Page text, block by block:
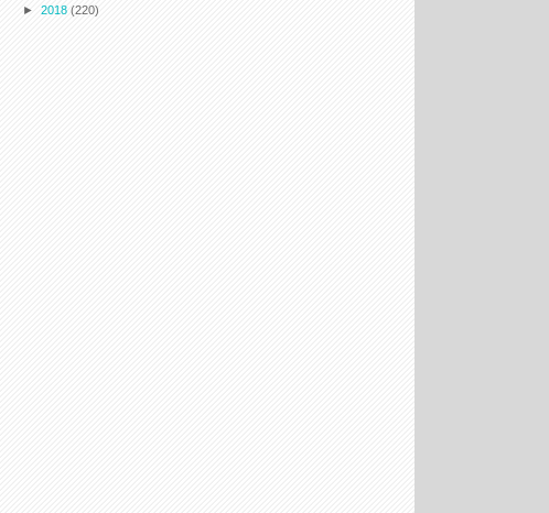
► 2018 (220)